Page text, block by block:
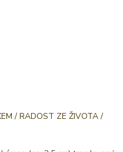
/ RADOST ZE ŽIVOTA /